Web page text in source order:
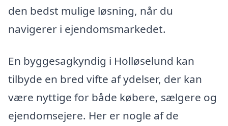
den bedst mulige løsning, når du
navigerer i ejendomsmarkedet.
En byggesagkyndig i Holløselund kan
tilbyde en bred vifte af ydelser, der kan
være nyttige for både købere, sælgere og
ejendomsejere. Her er nogle af de